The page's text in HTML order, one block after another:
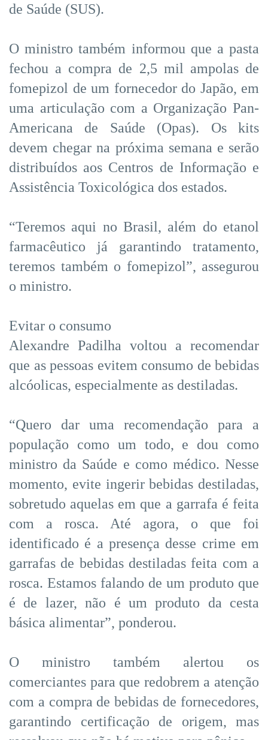
de Saúde (SUS).
O ministro também informou que a pasta
fechou a compra de 2,5 mil ampolas de
fomepizol de um fornecedor do Japão, em
uma articulação com a Organização Pan-
Americana de Saúde (Opas). Os kits
devem chegar na próxima semana e serão
distribuídos aos Centros de Informação e
Assistência Toxicológica dos estados.
“Teremos aqui no Brasil, além do etanol
farmacêutico já garantindo tratamento,
teremos também o fomepizol”, assegurou
o ministro.
Evitar o consumo
Alexandre Padilha voltou a recomendar
que as pessoas evitem consumo de bebidas
alcóolicas, especialmente as destiladas.
“Quero dar uma recomendação para a
população como um todo, e dou como
ministro da Saúde e como médico. Nesse
momento, evite ingerir bebidas destiladas,
sobretudo aquelas em que a garrafa é feita
com a rosca. Até agora, o que foi
identificado é a presença desse crime em
garrafas de bebidas destiladas feita com a
rosca. Estamos falando de um produto que
é de lazer, não é um produto da cesta
básica alimentar”, ponderou.
O ministro também alertou os
comerciantes para que redobrem a atenção
com a compra de bebidas de fornecedores,
garantindo certificação de origem, mas